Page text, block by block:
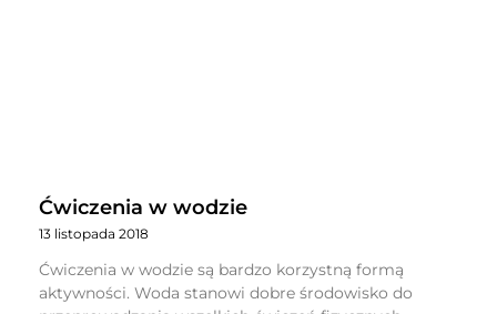
Ćwiczenia w wodzie
13 listopada 2018
Ćwiczenia w wodzie są bardzo korzystną formą
aktywności. Woda stanowi dobre środowisko do